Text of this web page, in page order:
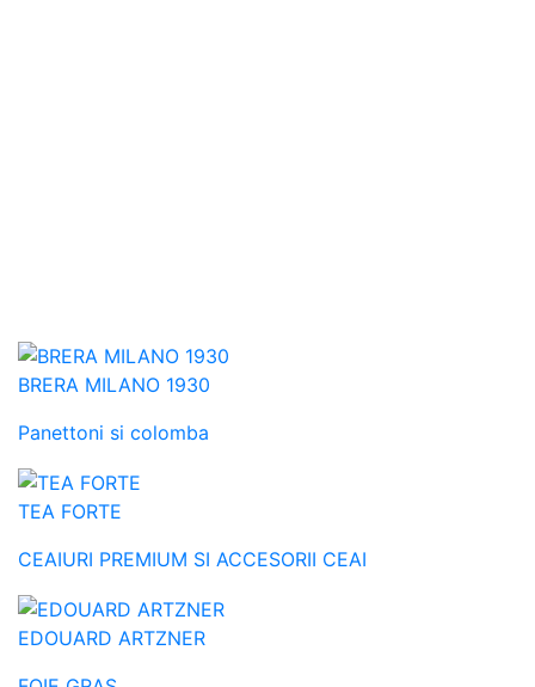
BRERA MILANO 1930
Panettoni si colomba
TEA FORTE
CEAIURI PREMIUM SI ACCESORII CEAI
EDOUARD ARTZNER